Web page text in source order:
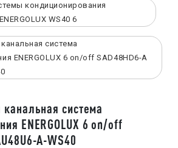
кондиционирования
WS40 6
система
ENERGOLUX 6 on/off SAD48HD6-A
система
ENERGOLUX 6 on/off
A-WS40